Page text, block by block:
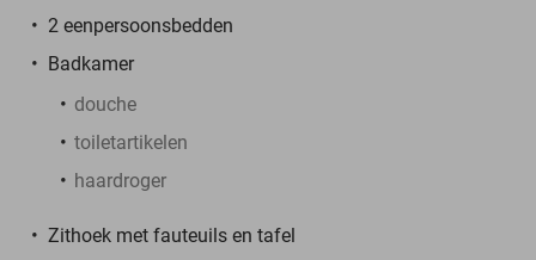
2 eenpersoonsbedden
Badkamer
douche
toiletartikelen
haardroger
Zithoek met fauteuils en tafel